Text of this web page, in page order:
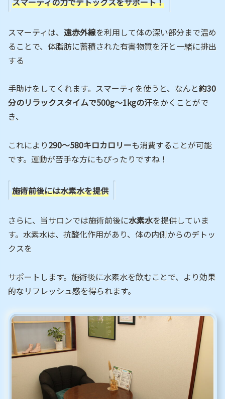
スマーティは、 遠赤外線を利用して体の深い部分まで温め
ることで、体脂肪に蓄積された有害物質を汗と一緒に排出
する
手助けをしてくれます。スマーティを使うと、なんと約30
分のリラックスタイムで500g～1kgの汗をかくことがで
き、
これにより290～580キロカロリーも消費することが可能
です。運動が苦手な方にもぴったりですね！
施術前後には水素水を提供
さらに、当サロンでは施術前後に水素水を提供していま
す。水素水は、抗酸化作用があり、体の内側からのデトッ
クスを
サポートします。施術後に水素水を飲むことで、より効果
的なリフレッシュ感を得られます。